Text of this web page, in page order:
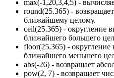
max(-1,20,3,4,5) -
round(25.365) -
ближайшему целому.
ceil(25.365) - округление
ближайшего большего
floor(25.365) - округление
ближайшего меньшего
abs(-26) - возвращает
pow(2, 7) - возвращает